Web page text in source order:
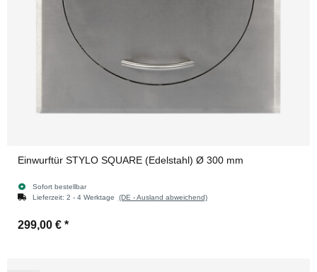
Einwurftür STYLO SQUARE (Edelstahl) Ø 300 mm
Sofort bestellbar
Lieferzeit: 2 - 4 Werktage (DE - Ausland abweichend)
299,00 € *